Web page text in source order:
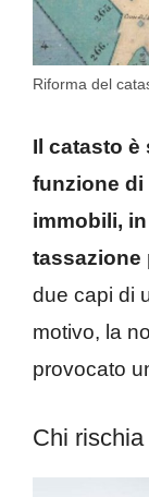
Riforma del
Il catasto è
funzione di
immobili,
tassazione
due capi di
motivo, la
provocato
Chi